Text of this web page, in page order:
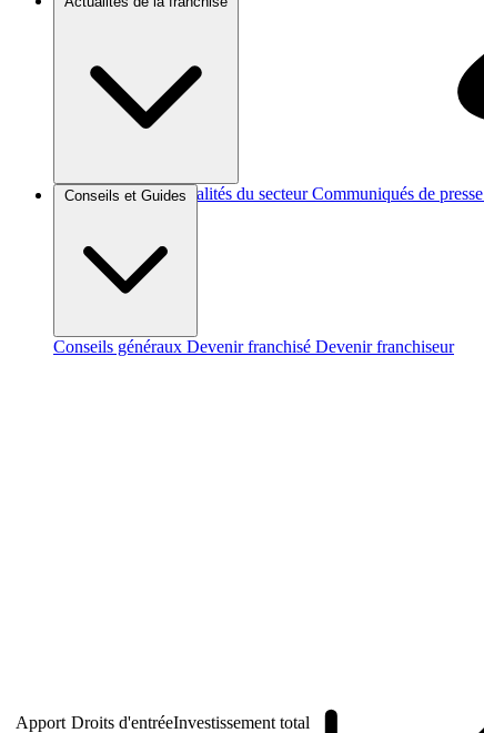
Brèves et actus Actualités du secteur Communiqués de presse
Conseils et Guides
Conseils généraux Devenir franchisé Devenir franchiseur
Apport Droits d'entréeInvestissement total